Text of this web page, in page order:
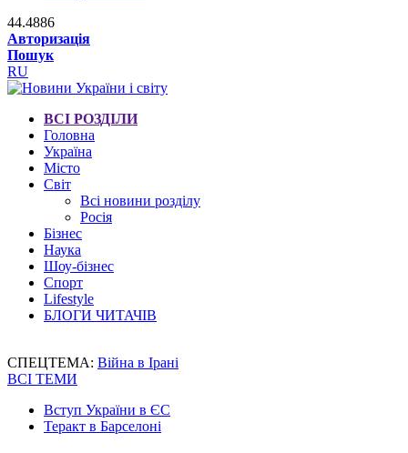
44.4886
Авторизація
Пошук
RU
ВСІ РОЗДІЛИ
Головна
Україна
Місто
Світ
Всі новини розділу
Росія
Бізнес
Наука
Шоу-бізнес
Спорт
Lifestyle
БЛОГИ ЧИТАЧІВ
СПЕЦТЕМА: Війна в Ірані
ВСІ ТЕМИ
Вступ України в ЄС
Теракт в Барселоні